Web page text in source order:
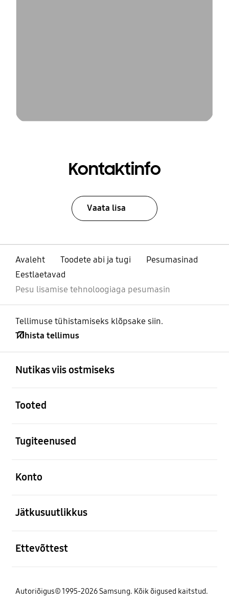
Kontaktinfo
Vaata lisa
Avaleht Toodete abi ja tugi
Pesumasinad
Eestlaetavad
Pesu lisamise tehnoloogiaga pesumasin
Tellimuse tühistamiseks klõpsake siin.
Tühista tellimus
Nutikas viis ostmiseks
Tooted
Tugiteenused
Konto
Jätkusuutlikkus
Ettevõttest
Autoriõigus© 1995-2026 Samsung. Kõik õigused kaitstud.